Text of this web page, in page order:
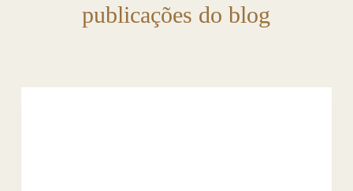
publicações do blog